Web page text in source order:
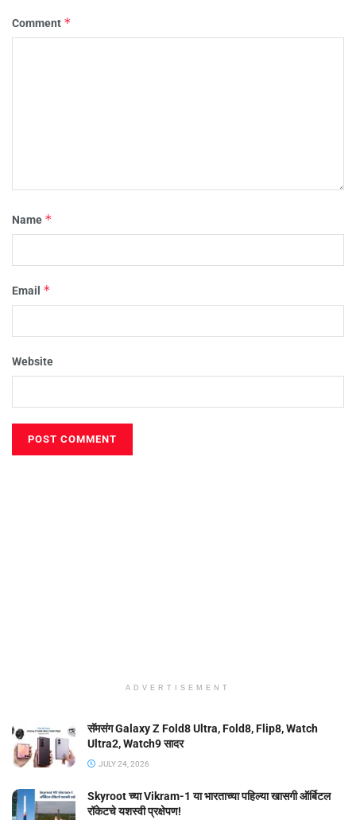
Comment *
Name *
Email *
Website
ADVERTISEMENT
सॅमसंग Galaxy Z Fold8 Ultra, Fold8, Flip8, Watch
Ultra2, Watch9 सादर
JULY 24, 2026
Skyroot च्या Vikram-1 या भारताच्या पहिल्या खासगी ऑर्बिटल
रॉकेटचे यशस्वी प्रक्षेपण!